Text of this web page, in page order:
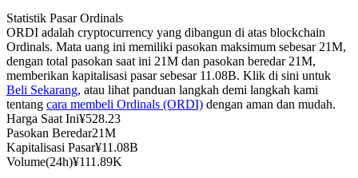
Copy Trading
Statistik Pasar Ordinals
ORDI adalah cryptocurrency yang dibangun di atas blockchain
Ordinals. Mata uang ini memiliki pasokan maksimum sebesar 21M,
dengan total pasokan saat ini 21M dan pasokan beredar 21M,
memberikan kapitalisasi pasar sebesar 11.08B. Klik di sini untuk
Beli Sekarang, atau lihat panduan langkah demi langkah kami
tentang cara membeli Ordinals (ORDI) dengan aman dan mudah.
Harga Saat Ini¥528.23
Pasokan Beredar21M
Kapitalisasi Pasar¥11.08B
Volume(24h)¥111.89K